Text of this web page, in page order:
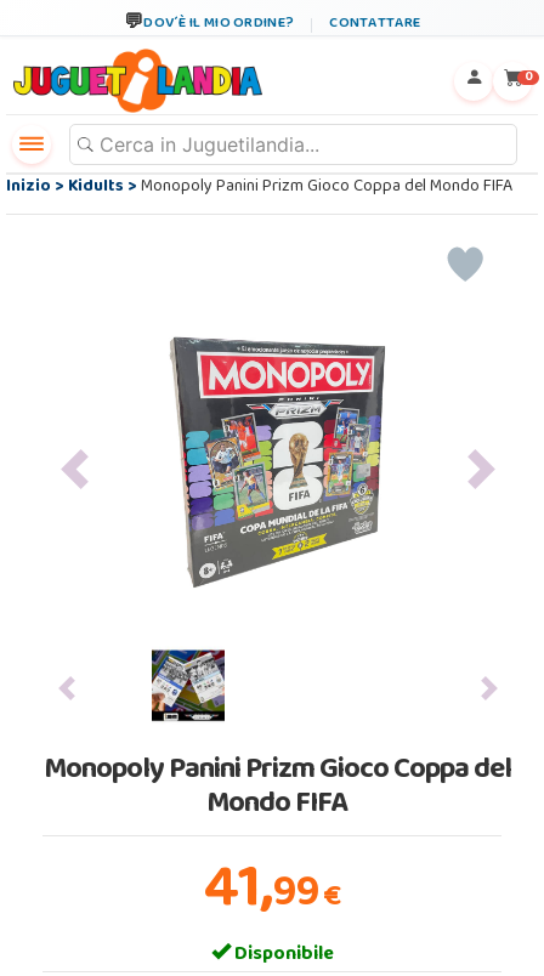
DOV´È IL MIO ORDINE? CONTATTARE
0
Inizio>Kidults>Monopoly Panini Prizm Gioco Coppa del Mondo FIFA
Previous Next
Previous Next
Monopoly Panini Prizm Gioco Coppa del
Mondo FIFA
41,99€
Disponibile